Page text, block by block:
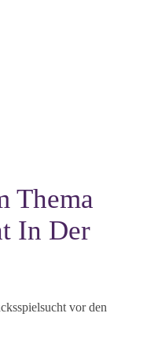
Thema
In Der
vor den